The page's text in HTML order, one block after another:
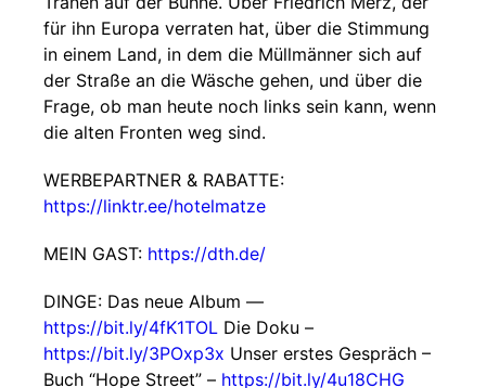
für ihn Europa verraten hat, über die Stimmung
in einem Land, in dem die Müllmänner sich auf
der Straße an die Wäsche gehen, und über die
Frage, ob man heute noch links sein kann, wenn
die alten Fronten weg sind.
WERBEPARTNER & RABATTE:
https://linktr.ee/hotelmatze
MEIN GAST: https://dth.de/
DINGE: Das neue Album —
https://bit.ly/4fK1TOL Die Doku –
https://bit.ly/3POxp3x Unser erstes Gespräch –
Buch “Hope Street” – https://bit.ly/4u18CHG